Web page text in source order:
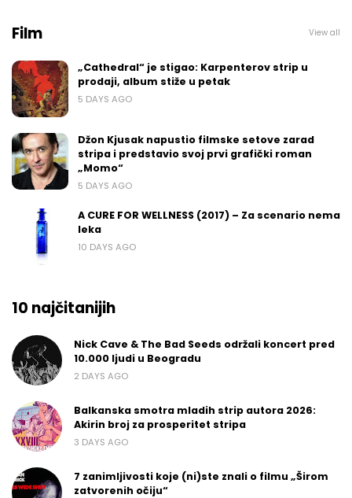
Film View all
„Cathedral“ je stigao: Karpenterov strip u
prodaji, album stiže u petak
5 DAYS AGO
Džon Kjusak napustio filmske setove zarad
stripa i predstavio svoj prvi grafički roman
„Momo“
5 DAYS AGO
A CURE FOR WELLNESS (2017) – Za scenario nema
leka
10 DAYS AGO
10 najčitanijih
Nick Cave & The Bad Seeds održali koncert pred
10.000 ljudi u Beogradu
2 DAYS AGO
Balkanska smotra mladih strip autora 2026:
Akirin broj za prosperitet stripa
3 DAYS AGO
7 zanimljivosti koje (ni)ste znali o filmu „Širom
zatvorenih očiju“